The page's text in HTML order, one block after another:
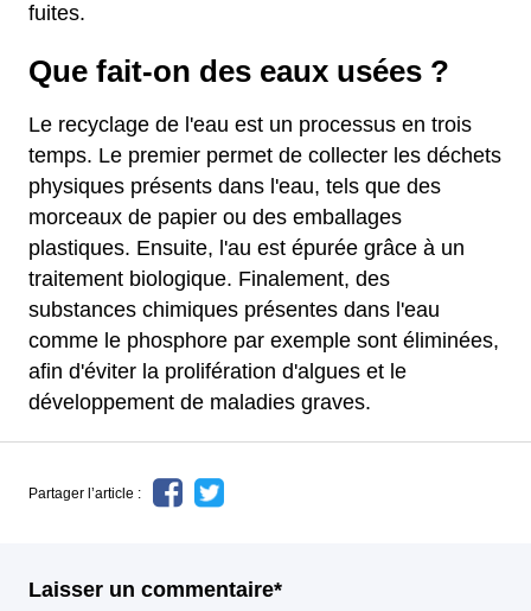
fuites.
Que fait-on des eaux usées ?
Le recyclage de l'eau est un processus en trois
temps. Le premier permet de collecter les déchets
physiques présents dans l'eau, tels que des
morceaux de papier ou des emballages
plastiques. Ensuite, l'au est épurée grâce à un
traitement biologique. Finalement, des
substances chimiques présentes dans l'eau
comme le phosphore par exemple sont éliminées,
afin d'éviter la prolifération d'algues et le
développement de maladies graves.
Partager l’article :
Laisser un commentaire*